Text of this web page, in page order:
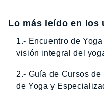
Lo más leído en los
1.- Encuentro de
visión integral del
2.- Guía de Cursos
de Yoga y